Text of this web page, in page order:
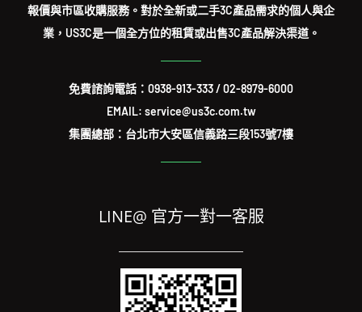
報價與市區收購服務。對於全新或二手3C產品需求的個人與企
業，US3C是一個全方位的租賃或出售3C產品解決渠道。
免費諮詢電話： 0938-913-333/02-8979-6000
EMAIL: service@us3c.com.tw
集團總部：台北市大安區信義路三段153號7樓
LINE@ 官方一對一客服